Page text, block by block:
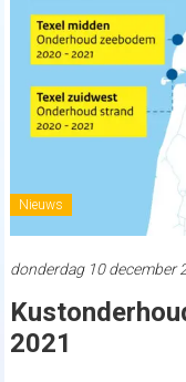
Nieuws
donderdag 10 december
2021